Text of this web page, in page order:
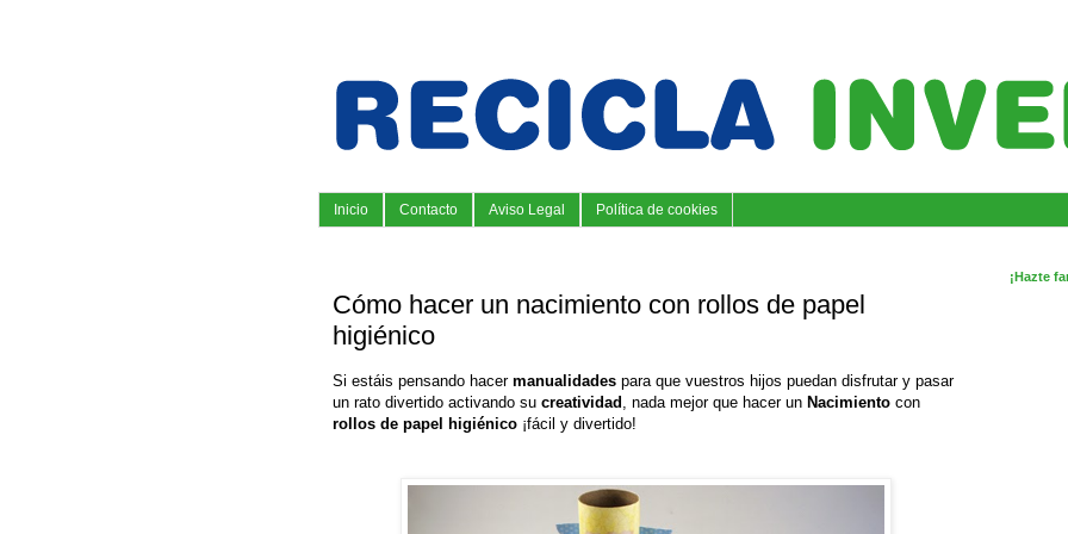
Inicio Contacto Aviso Legal Política de cookies
Cómo hacer un nacimiento con rollos de papel
higiénico
Si estáis pensando hacer manualidades para que vuestros hijos puedan disfrutar y pasar
un rato divertido activando su creatividad , nada mejor que hacer un Nacimiento con
rollos de papel higiénico ¡fácil y divertido!
¡Hazte